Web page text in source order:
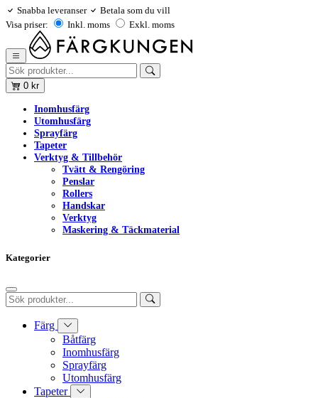
Snabba leveranser
Betala som du vill
Visa priser:
Inkl. moms Exkl. moms
0 kr
Inomhusfärg
Utomhusfärg
Sprayfärg
Tapeter
Verktyg & Tillbehör
Tvätt & Rengöring
Penslar
Rollers
Handskar
Verktyg
Maskering & Täckmaterial
Kategorier
Färg
Båtfärg
Inomhusfärg
Sprayfärg
Utomhusfärg
Tapeter